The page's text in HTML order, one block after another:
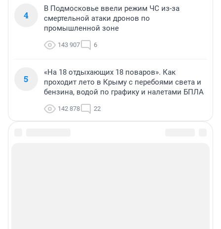
4
В Подмосковье ввели режим ЧС из-за
смертельной атаки дронов по
промышленной зоне
143 907 6
5
«На 18 отдыхающих 18 поваров». Как
проходит лето в Крыму с перебоями света и
бензина, водой по графику и налетами БПЛА
142 878 22